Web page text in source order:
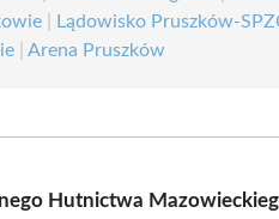
Lądowisko Pruszków-
|Arena Pruszków
Hutnictwa